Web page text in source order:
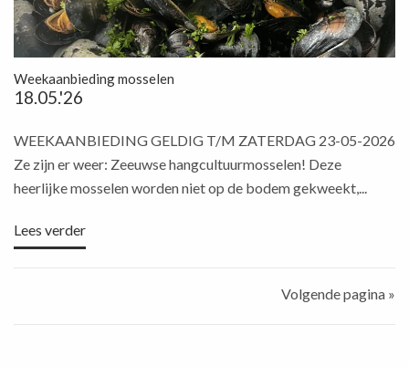
Weekaanbieding mosselen
18.05.'26
WEEKAANBIEDING GELDIG T/M ZATERDAG 23-05-2026
Ze zijn er weer: Zeeuwse hangcultuurmosselen! Deze
heerlijke mosselen worden niet op de bodem gekweekt,...
Lees verder
Volgende pagina »